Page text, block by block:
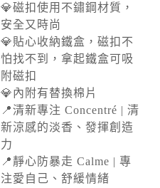
💎磁扣使用不鏽鋼材質，
安全又時尚
💎貼心收納鐵盒，磁扣不
怕找不到，拿起鐵盒可吸
附磁扣
💎內附有替換棉片
📍清新專注 Concentré | 清
新涼感的淡香、發揮創造
力
📍靜心防暴走 Calme | 專
注愛自己、舒緩情緒